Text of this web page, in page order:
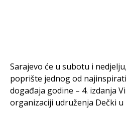
Sarajevo će u subotu i
poprište jednog od
događaja godine – 4. izdanja
organizaciji udruženja Dečki u